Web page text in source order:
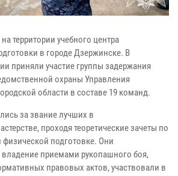
территории учебного центра
в городе Дзержинске. В
приняли участие группы задержания
охраны Управления
области в составе 19 команд.
за звание лучших в
проходя теоретические зачеты по
подготовке. Они
приемами рукопашного боя,
правовых актов, участвовали в